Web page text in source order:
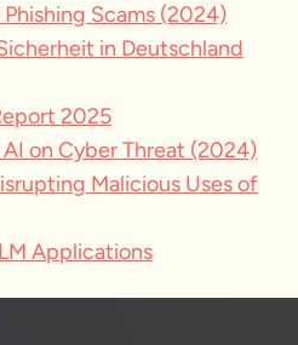
Scams (2024)
in Deutschland
2025
on Cyber Threat (2024)
Malicious Uses of
Applications